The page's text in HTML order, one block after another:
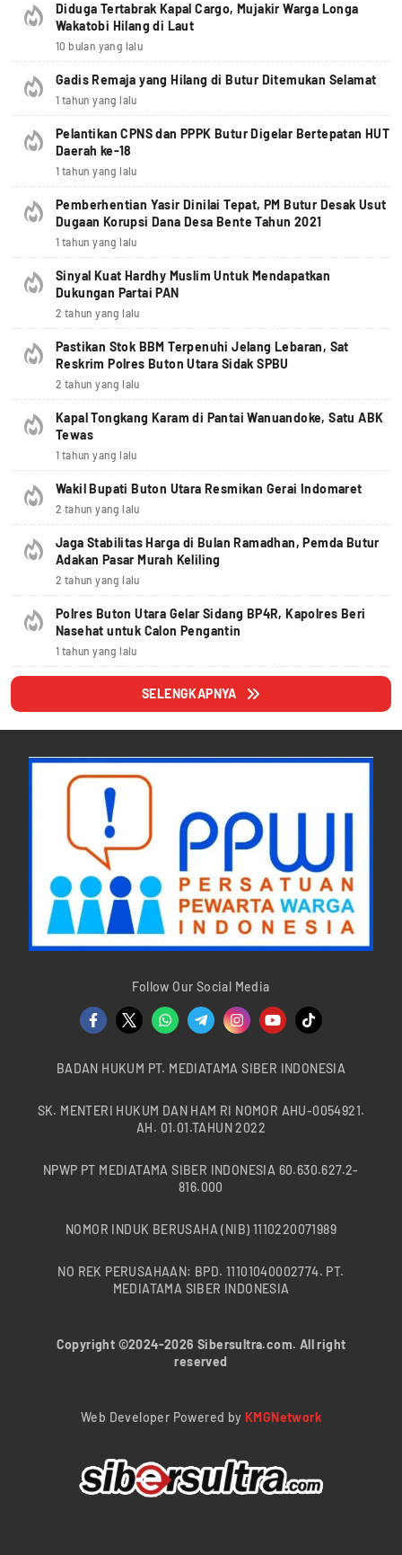
Diduga Tertabrak Kapal Cargo, Mujakir Warga Longa
Wakatobi Hilang di Laut
10 bulan yang lalu
Gadis Remaja yang Hilang di Butur Ditemukan Selamat
1 tahun yang lalu
Pelantikan CPNS dan PPPK Butur Digelar Bertepatan HUT
Daerah ke-18
1 tahun yang lalu
Pemberhentian Yasir Dinilai Tepat, PM Butur Desak Usut
Dugaan Korupsi Dana Desa Bente Tahun 2021
1 tahun yang lalu
Sinyal Kuat Hardhy Muslim Untuk Mendapatkan
Dukungan Partai PAN
2 tahun yang lalu
Pastikan Stok BBM Terpenuhi Jelang Lebaran, Sat
Reskrim Polres Buton Utara Sidak SPBU
2 tahun yang lalu
Kapal Tongkang Karam di Pantai Wanuandoke, Satu ABK
Tewas
1 tahun yang lalu
Wakil Bupati Buton Utara Resmikan Gerai Indomaret
2 tahun yang lalu
Jaga Stabilitas Harga di Bulan Ramadhan, Pemda Butur
Adakan Pasar Murah Keliling
2 tahun yang lalu
Polres Buton Utara Gelar Sidang BP4R, Kapolres Beri
Nasehat untuk Calon Pengantin
1 tahun yang lalu
SELENGKAPNYA
Follow Our Social Media
BADAN HUKUM PT. MEDIATAMA SIBER INDONESIA
SK. MENTERI HUKUM DAN HAM RI NOMOR AHU-0054921.
AH. 01.01.TAHUN 2022
NPWP PT MEDIATAMA SIBER INDONESIA 60.630.627.2-
816.000
NOMOR INDUK BERUSAHA (NIB) 1110220071989
NO REK PERUSAHAAN: BPD. 11101040002774. PT.
MEDIATAMA SIBER INDONESIA
Copyright ©2024-2026 Sibersultra.com. All right
reserved
Web Developer Powered by KMGNetwork